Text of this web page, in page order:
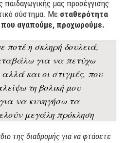
παιδαγωγικής μας προσέγγισης
σύστημα. Με σταθερότητα
που αγαπούμε, προχωρούμε.
η σκληρή δουλειά,
για να πετύχω
και οι στιγμές, που
τη βολική μου
να κυνηγήσω τα
μεγάλη πρόκληση
της διαδρομής για να φτάσετε